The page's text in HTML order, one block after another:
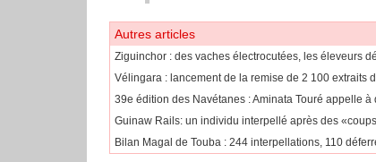
Autres articles
Ziguinchor : des vaches électrocutées, les éleveurs
Vélingara : lancement de la remise de 2 100 extraits
​39e édition des Navétanes : Aminata Touré appelle
Guinaw Rails: un individu interpellé après des
Bilan Magal de Touba : 244 interpellations, 110